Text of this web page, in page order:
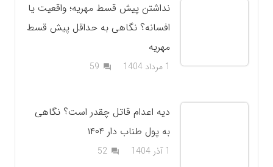
نداشتن پیش قسط مهریه؛ واقعیت یا
افسانه؟ نگاهی به حداقل پیش قسط
مهریه
1 مرداد 1404 question_answer
59دیدگاه
دیه اعدام قاتل چقدر است؟ نگاهی
به پول طناب دار ۱۴۰۴
1 آذر 1404 question_answer
52دیدگاه